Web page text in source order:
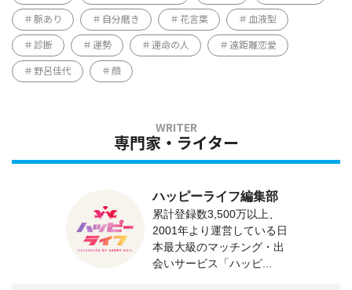
脈あり 自分磨き 花言葉 血液型
診断 運勢 運命の人 遠距離恋愛
野呂佳代 顔
専門家・ライター
ハッピーライフ編集部
累計登録数3,500万以上、
2001年より運営している日
本最大級のマッチング・出
会いサービス「ハッピ...